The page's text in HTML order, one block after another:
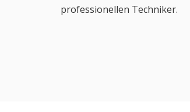
professionellen Techniker.